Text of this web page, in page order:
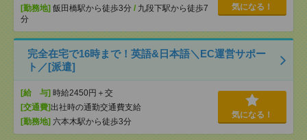
[勤務地] 飯田橋駅から徒歩3分 / 九段下駅から徒歩7
分
気になる！
完全在宅で16時まで！英語&日本語＼EC運営サポー
ト／[派遣]
[給 与] 時給2450円＋交
[交通費]出社時の通勤交通費支給
[勤務地] 六本木駅から徒歩3分
気になる！